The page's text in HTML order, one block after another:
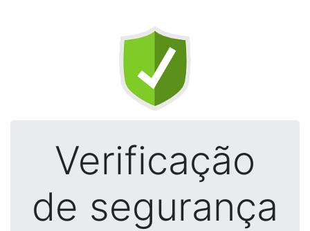
Verificação
de segurança